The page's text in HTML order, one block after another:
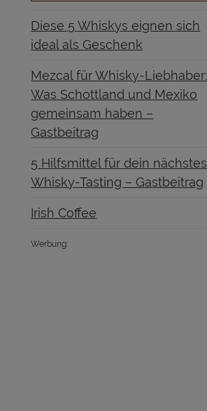
Diese 5 Whiskys eignen sich
ideal als Geschenk
Mezcal für Whisky-Liebhaber:
Was Schottland und Mexiko
gemeinsam haben –
Gastbeitrag
5 Hilfsmittel für dein nächstes
Whisky-Tasting – Gastbeitrag
Irish Coffee
Werbung: